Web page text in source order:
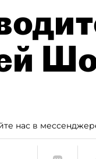
нас в